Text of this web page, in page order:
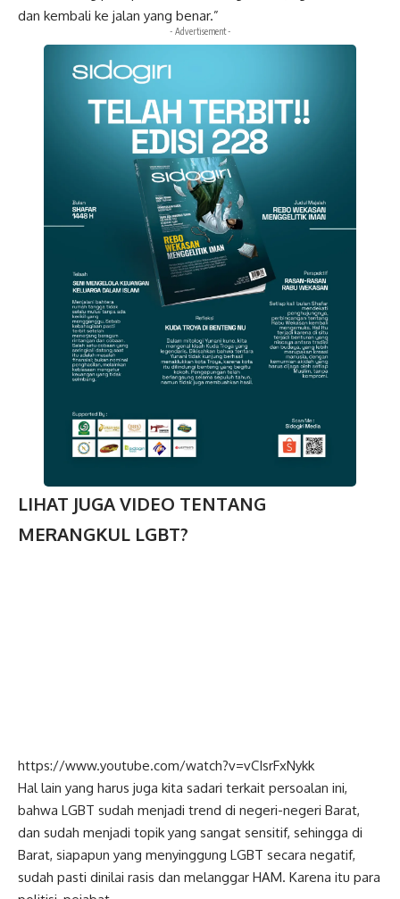
dan kembali ke jalan yang benar.”
- Advertisement -
LIHAT JUGA VIDEO TENTANG
MERANGKUL LGBT?
https://www.youtube.com/watch?v=vCIsrFxNykk
Hal lain yang harus juga kita sadari terkait persoalan ini,
bahwa LGBT sudah menjadi trend di negeri-negeri Barat,
dan sudah menjadi topik yang sangat sensitif, sehingga di
Barat, siapapun yang menyinggung LGBT secara negatif,
sudah pasti dinilai rasis dan melanggar HAM. Karena itu para